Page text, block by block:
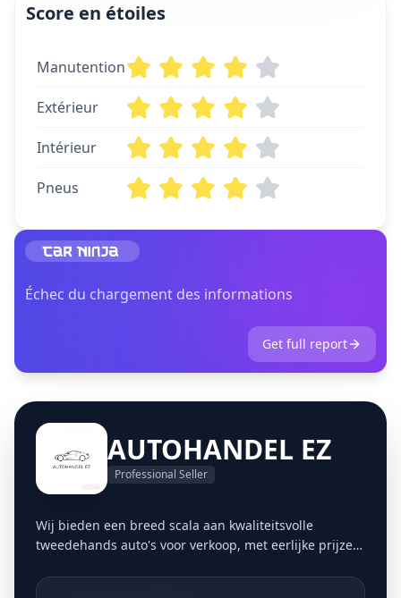
Score en étoiles
Manutention
Extérieur
Intérieur
Pneus
Échec du chargement des informations
Get full report
AUTOHANDEL EZ
Professional Seller
Wij bieden een breed scala aan kwaliteitsvolle
tweedehands auto's voor verkoop, met eerlijke prijzen
moeiteloze en handige manier om uw auto te